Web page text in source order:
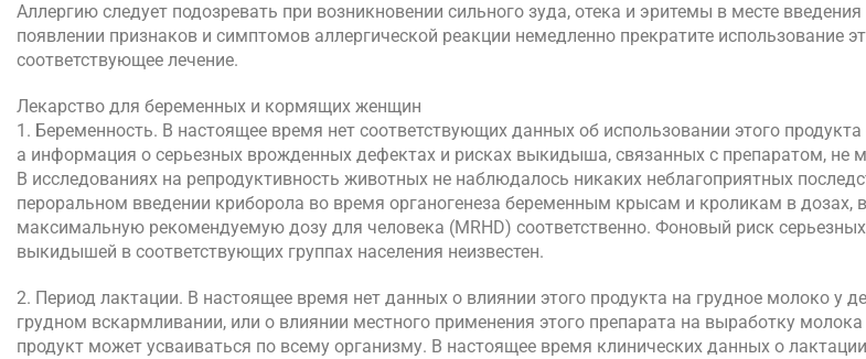
Аллергию следует подозревать при возникновении сильного зуда, отека и эритемы в месте
появлении признаков и симптомов аллергической реакции немедленно прекратите использование
соответствующее лечение.
Лекарство для беременных и кормящих женщин
1. Беременность. В настоящее время нет соответствующих данных об использовании этого
а информация о серьезных врожденных дефектах и ​​рисках выкидыша, связанных с препаратом, не
В исследованиях на репродуктивность животных не наблюдалось никаких неблагоприятных
пероральном введении криборола во время органогенеза беременным крысам и кроликам в
максимальную рекомендуемую дозу для человека (MRHD) соответственно. Фоновый риск
выкидышей в соответствующих группах населения неизвестен.
2. Период лактации. В настоящее время нет данных о влиянии этого продукта на грудное молоко у
грудном вскармливании, или о влиянии местного применения этого препарата на выработку
продукт может усваиваться по всему организму. В настоящее время клинических данных о